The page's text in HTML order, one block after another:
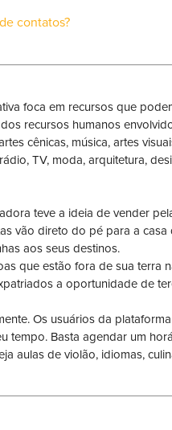
contatos?
foca em recursos que
recursos humanos
cênicas, música, artes
TV, moda, arquitetura,
teve a ideia de vender
vão direto do pé para a
aos seus destinos.
que estão fora de sua terra
a oportunidade de
Os usuários da
tempo. Basta agendar um
aulas de violão, idiomas,